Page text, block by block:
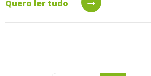
Quero ler tudo